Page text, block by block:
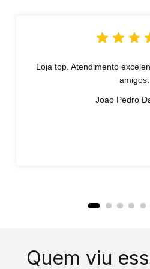
Loja top. Atendimento
amigos.
Joao Pedro
Quem viu